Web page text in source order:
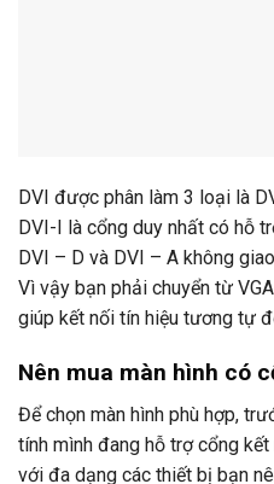
DVI được phân làm 3 loại là
DVI-I là cổng duy nhất có hỗ
DVI – D và DVI – A không
Vì vậy bạn phải chuyển từ
giúp kết nối tín hiệu tương tự
Nên mua màn hình có
Để chọn màn hình phù hợp,
tính mình đang hỗ trợ cổng
với đa dạng các thiết bị bạn